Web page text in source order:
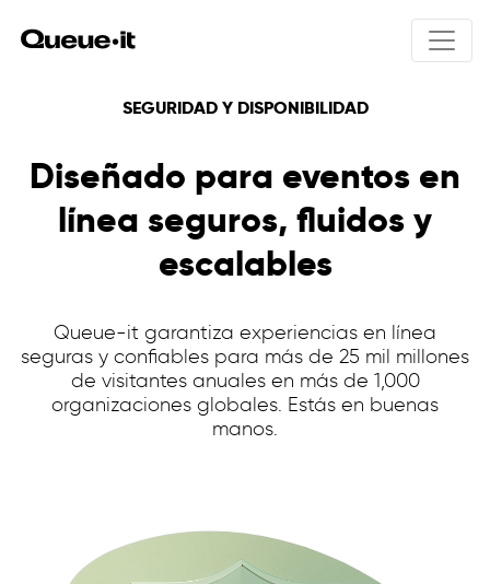
Generalidades del producto
Cómo funciona Queue-it
Integraciones
Bots y abusos
Control del tráfico
Acceso solo por invitación
Soluciones
Lanzamientos de productos
Registros públicos
Inscripciones educativas
Interacción con visitantes
Educación
Servicios Financieros
Precio
Seguridad y protección de datos
Galería sala de espera
SEGURIDAD Y DISPONIBILIDAD
Diseñado para eventos en
línea seguros, fluidos y
escalables
Queue-it garantiza experiencias en línea
seguras y confiables para más de 25 mil millones
de visitantes anuales en más de 1,000
organizaciones globales. Estás en buenas
manos.